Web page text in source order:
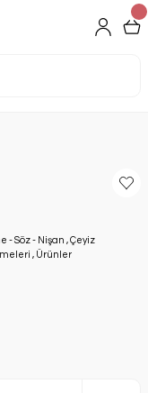
- Söz - Nişan ,Çeyiz
, Ürünler